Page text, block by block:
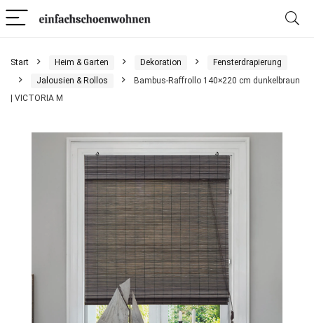
Start Heim & Garten Dekoration
Fensterdrapierung
Jalousien & Rollos
Bambus-Raffrollo 140×220 cm dunkelbraun
| VICTORIA M